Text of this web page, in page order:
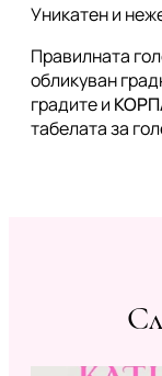
Уникатен и
Правилната
обликуван
градите и
табелата за